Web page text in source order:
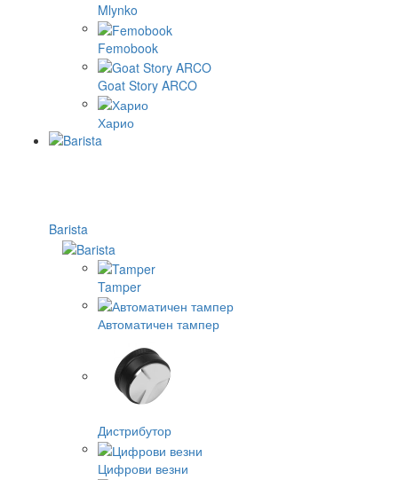
Mlynko
Femobook
Goat Story ARCO
Харио
Barista
Tamper
Автоматичен тампер
Дистрибутор
Цифрови везни